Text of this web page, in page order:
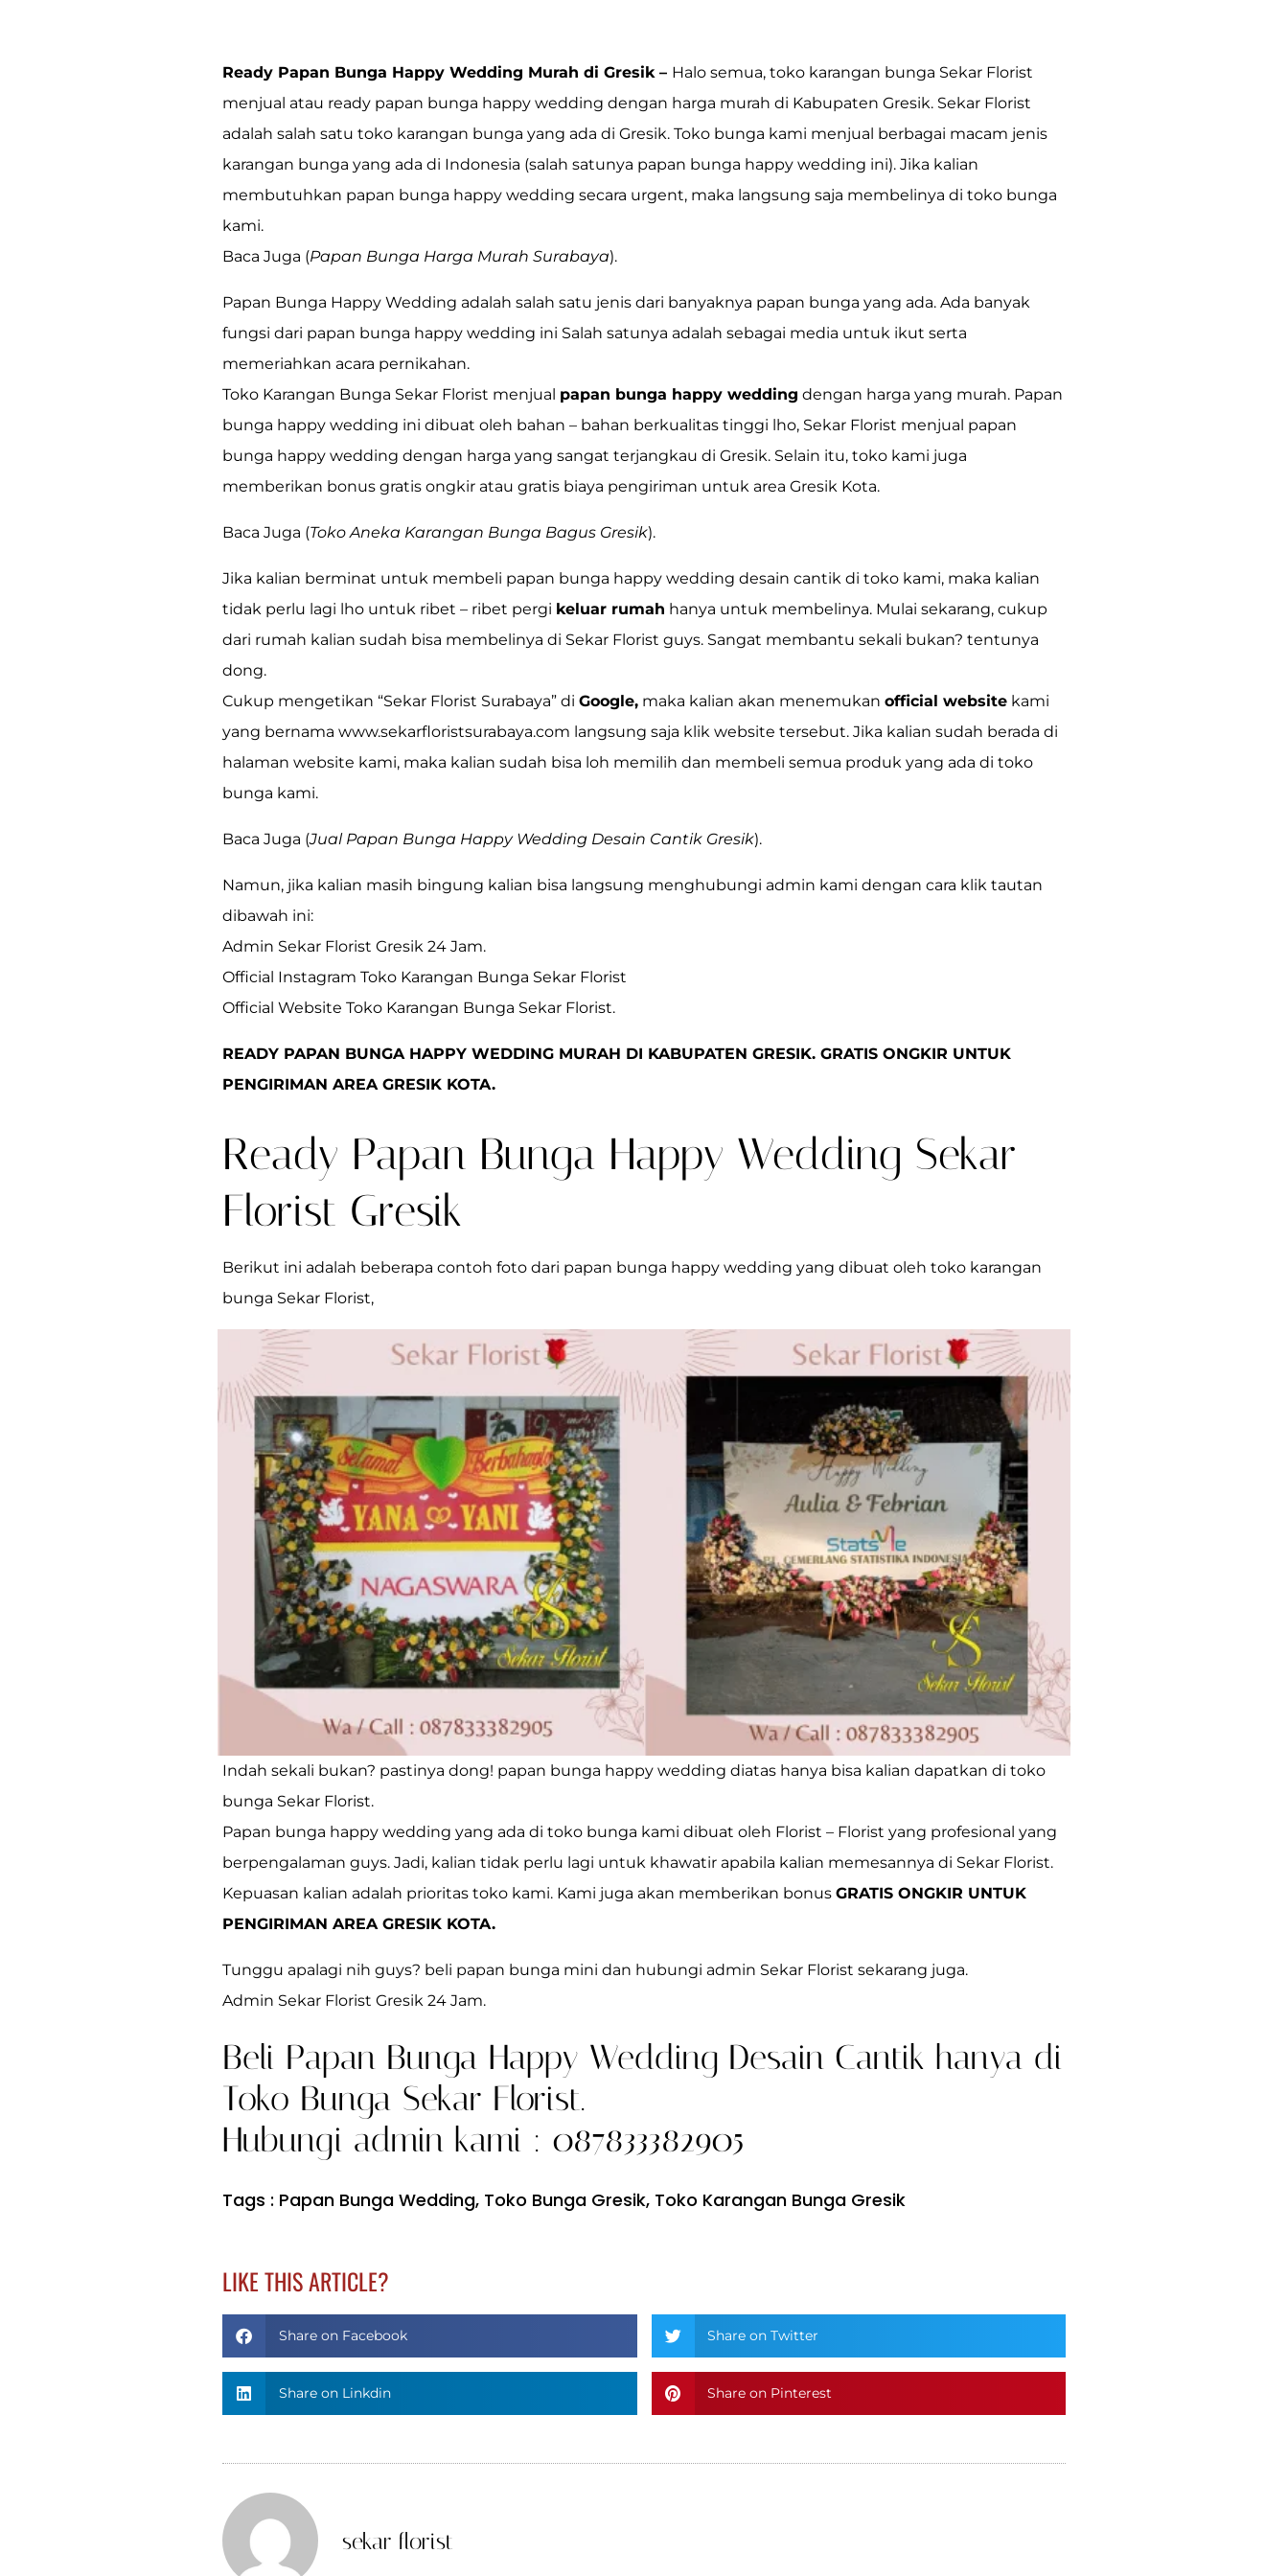
Ready Papan Bunga Happy Wedding Murah di Gresik – Halo semua, toko karangan bunga Sekar Florist
menjual atau ready papan bunga happy wedding dengan harga murah di Kabupaten Gresik. Sekar Florist
adalah salah satu toko karangan bunga yang ada di Gresik. Toko bunga kami menjual berbagai macam jenis
karangan bunga yang ada di Indonesia (salah satunya papan bunga happy wedding ini). Jika kalian
membutuhkan papan bunga happy wedding secara urgent, maka langsung saja membelinya di toko bunga
kami.
Baca Juga (Papan Bunga Harga Murah Surabaya).
Papan Bunga Happy Wedding adalah salah satu jenis dari banyaknya papan bunga yang ada. Ada banyak
fungsi dari papan bunga happy wedding ini Salah satunya adalah sebagai media untuk ikut serta
memeriahkan acara pernikahan.
Toko Karangan Bunga Sekar Florist menjual papan bunga happy wedding dengan harga yang murah. Papan
bunga happy wedding ini dibuat oleh bahan – bahan berkualitas tinggi lho, Sekar Florist menjual papan
bunga happy wedding dengan harga yang sangat terjangkau di Gresik. Selain itu, toko kami juga
memberikan bonus gratis ongkir atau gratis biaya pengiriman untuk area Gresik Kota.
Baca Juga (Toko Aneka Karangan Bunga Bagus Gresik).
Jika kalian berminat untuk membeli papan bunga happy wedding desain cantik di toko kami, maka kalian
tidak perlu lagi lho untuk ribet – ribet pergi keluar rumah hanya untuk membelinya. Mulai sekarang, cukup
dari rumah kalian sudah bisa membelinya di Sekar Florist guys. Sangat membantu sekali bukan? tentunya
dong.
Cukup mengetikan “Sekar Florist Surabaya” di Google, maka kalian akan menemukan official website kami
yang bernama www.sekarfloristsurabaya.com langsung saja klik website tersebut. Jika kalian sudah berada di
halaman website kami, maka kalian sudah bisa loh memilih dan membeli semua produk yang ada di toko
bunga kami.
Baca Juga (Jual Papan Bunga Happy Wedding Desain Cantik Gresik).
Namun, jika kalian masih bingung kalian bisa langsung menghubungi admin kami dengan cara klik tautan
dibawah ini:
Admin Sekar Florist Gresik 24 Jam.
Official Instagram Toko Karangan Bunga Sekar Florist
Official Website Toko Karangan Bunga Sekar Florist.
READY PAPAN BUNGA HAPPY WEDDING MURAH DI KABUPATEN GRESIK. GRATIS ONGKIR UNTUK
PENGIRIMAN AREA GRESIK KOTA.
Ready Papan Bunga Happy Wedding Sekar
Florist Gresik
Berikut ini adalah beberapa contoh foto dari papan bunga happy wedding yang dibuat oleh toko karangan
bunga Sekar Florist,
Indah sekali bukan? pastinya dong! papan bunga happy wedding diatas hanya bisa kalian dapatkan di toko
bunga Sekar Florist.
Papan bunga happy wedding yang ada di toko bunga kami dibuat oleh Florist – Florist yang profesional yang
berpengalaman guys. Jadi, kalian tidak perlu lagi untuk khawatir apabila kalian memesannya di Sekar Florist.
Kepuasan kalian adalah prioritas toko kami. Kami juga akan memberikan bonus GRATIS ONGKIR UNTUK
PENGIRIMAN AREA GRESIK KOTA.
Tunggu apalagi nih guys? beli papan bunga mini dan hubungi admin Sekar Florist sekarang juga.
Admin Sekar Florist Gresik 24 Jam.
Beli Papan Bunga Happy Wedding Desain Cantik hanya di
Toko Bunga Sekar Florist.
Hubungi admin kami : 087833382905
Tags : Papan Bunga Wedding, Toko Bunga Gresik, Toko Karangan Bunga Gresik
LIKE THIS ARTICLE?
Share on Facebook Share on Twitter
Share on Linkdin Share on Pinterest
sekar florist